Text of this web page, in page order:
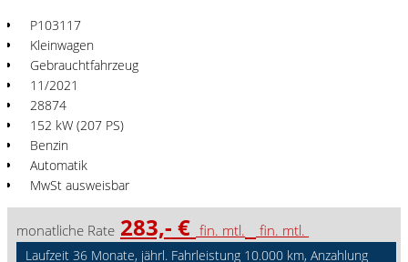
P103117
Kleinwagen
Gebrauchtfahrzeug
11/2021
28874
152 kW (207 PS)
Benzin
Automatik
MwSt ausweisbar
monatliche Rate 283,- € fin. mtl. fin. mtl.
Laufzeit 36 Monate, jährl. Fahrleistung 10.000 km, Anzahlung